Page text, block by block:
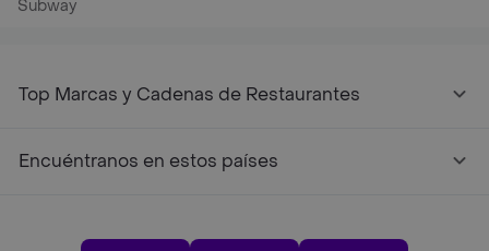
Subway
Top Marcas y Cadenas de Restaurantes
Encuéntranos en estos países